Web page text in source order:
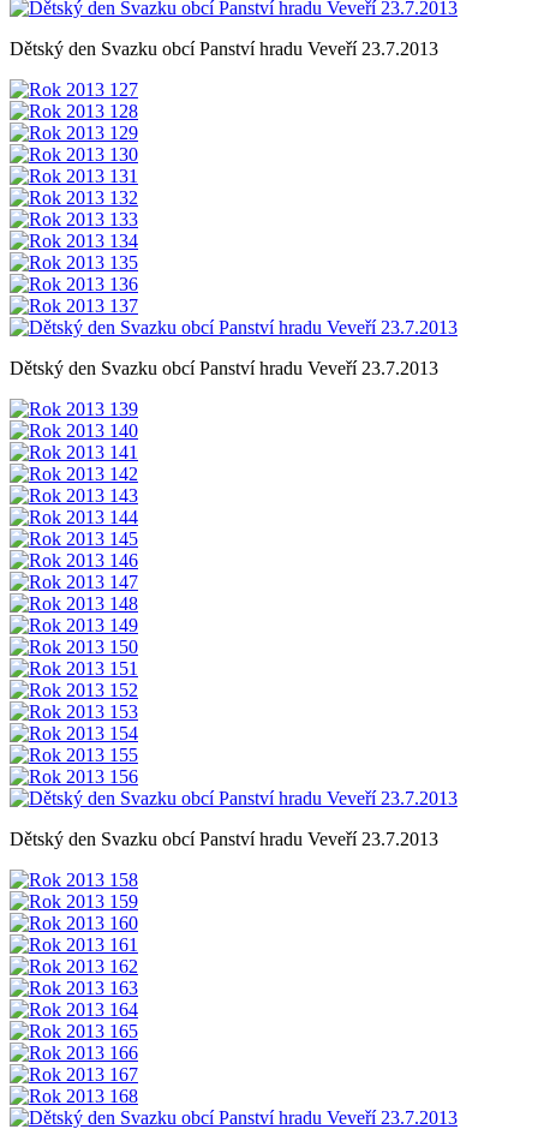
Dětský den Svazku obcí Panství hradu Veveří 23.7.2013
Dětský den Svazku obcí Panství hradu Veveří 23.7.2013
Dětský den Svazku obcí Panství hradu Veveří 23.7.2013